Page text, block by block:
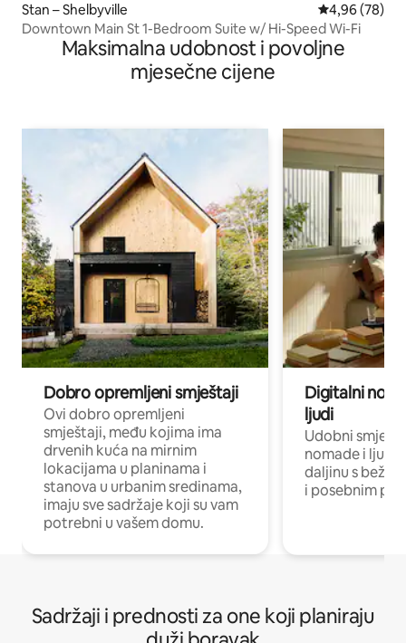
Stan – Shelbyville Prosječna
4,96 (78)
Downtown Main St 1-Bedroom Suite w/ Hi-Speed Wi-Fi
Maksimalna udobnost i povoljne
mjesečne cijene
Dobro opremljeni smještaji
Ovi dobro opremljeni
smještaji, među kojima ima
drvenih kuća na mirnim
lokacijama u planinama i
stanova u urbanim sredinama,
imaju sve sadržaje koji su vam
potrebni u vašem domu.
Digitalni
ljudi
Udobni
nomade i ljude
daljinu s
i posebnim
Sadržaji i prednosti za one koji planiraju